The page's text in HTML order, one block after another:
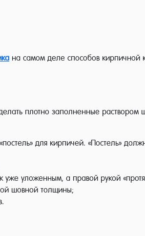
на самом деле способов кирпичной
плотно заполненные
для кирпичей. «Постель»
уложенным, а правой рукой
шовной толщины;